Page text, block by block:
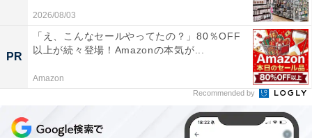
2026/08/03
PR
「え、こんなセールやってたの？」80％OFF
以上が続々登場！Amazonの本気が...
Amazon
Recommended by